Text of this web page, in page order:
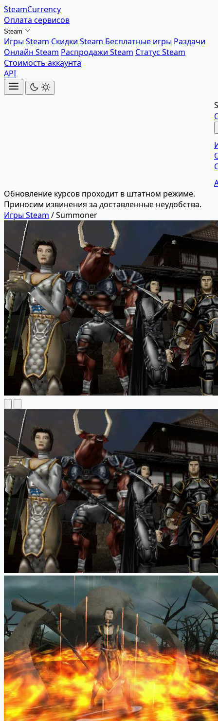
SteamCurrency
Оплата сервисов
Steam
Игры Steam Скидки Steam Бесплатные игры Раздачи
Онлайн Steam Распродажи Steam Статус Steam
Стоимость аккаунта
API
Обновление курсов проходит в штатном режиме.
Приносим извинения за доставленные неудобства.
Игры Steam /Summoner